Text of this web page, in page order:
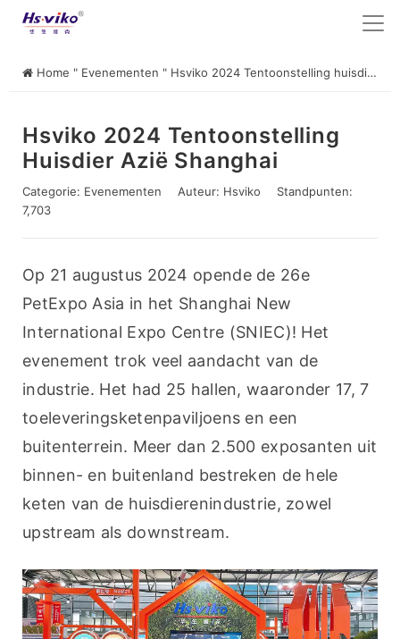
Home " Evenementen " Hsviko 2024 Tentoonstelling huisdier Azië Shanghai
Hsviko 2024 Tentoonstelling
Huisdier Azië Shanghai
Categorie: Evenementen Auteur: Hsviko
Standpunten:
7,703
Op 21 augustus 2024 opende de 26e
PetExpo Asia in het Shanghai New
International Expo Centre (SNIEC)! Het
evenement trok veel aandacht van de
industrie. Het had 25 hallen, waaronder 17, 7
toeleveringsketenpaviljoens en een
buitenterrein. Meer dan 2.500 exposanten uit
binnen- en buitenland bestreken de hele
keten van de huisdierenindustrie, zowel
upstream als downstream.